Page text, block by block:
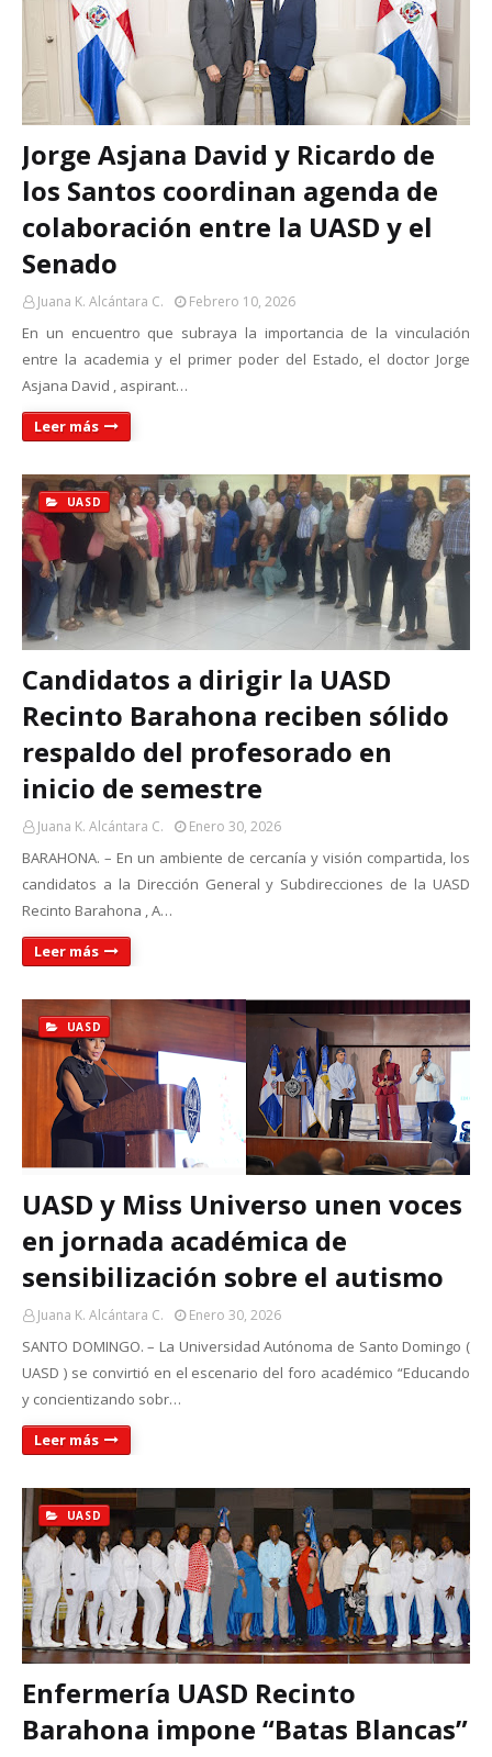
Jorge Asjana David y Ricardo de
los Santos coordinan agenda de
colaboración entre la UASD y el
Senado
Juana K. Alcántara C. Febrero 10, 2026
En un encuentro que subraya la importancia de la vinculación
entre la academia y el primer poder del Estado, el doctor Jorge
Asjana David , aspirant…
Leer más
UASD
Candidatos a dirigir la UASD
Recinto Barahona reciben sólido
respaldo del profesorado en
inicio de semestre
Juana K. Alcántara C. Enero 30, 2026
BARAHONA. – En un ambiente de cercanía y visión compartida, los
candidatos a la Dirección General y Subdirecciones de la UASD
Recinto Barahona , A…
Leer más
UASD
UASD y Miss Universo unen voces
en jornada académica de
sensibilización sobre el autismo
Juana K. Alcántara C. Enero 30, 2026
SANTO DOMINGO. – La Universidad Autónoma de Santo Domingo (
UASD ) se convirtió en el escenario del foro académico “Educando
y concientizando sobr…
Leer más
UASD
Enfermería UASD Recinto
Barahona impone “Batas Blancas”